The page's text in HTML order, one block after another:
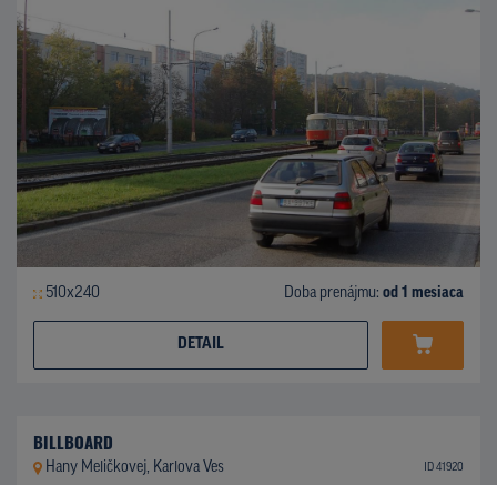
510x240 Doba prenájmu: od 1 mesiaca
DETAIL
BILLBOARD
Hany Meličkovej, Karlova Ves ID 41920